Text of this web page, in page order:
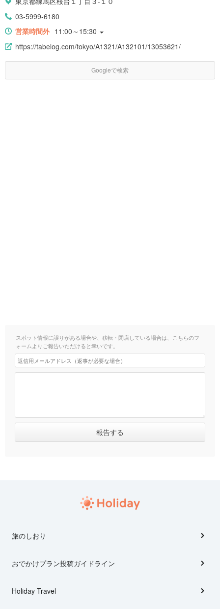
03-5999-6180
営業時間外 11:00～15:30
https://tabelog.com/tokyo/A1321/A132101/13053621/
Googleで検索
スポット情報に誤りがある場合や、移転・閉店している場合は、こちらのフ
ォームよりご報告いただけると幸いです。
旅のしおり
おでかけプラン投稿ガイドライン
Holiday Travel